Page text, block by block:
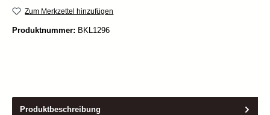
Zum Merkzettel hinzufügen
Produktnummer: BKL1296
Produktbeschreibung